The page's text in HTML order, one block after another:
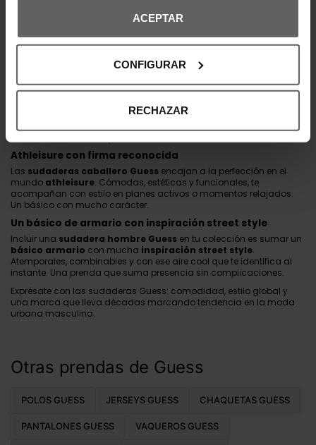
ACEPTAR
CONFIGURAR
RECHAZAR
Oversize y estilo relajado con aire moderno
sudaderas para jóvenes hombres Guess
actual. Amplias, suaves y con caída natural, aportan confort sin
Guess: moda masculina con esencia global
Sudaderas vestir hombre con diseño icónico
sudaderas hombre vestir Guess son ideales para crear
conjuntos sobrios sin perder el punto fashion. Combínalas con
joggers estructurados o pantalones slim para un look urbano con
Athleisure con firma reconocida
Las sudaderas caballero Guess encajan a la perfección en el
mundo athleisure. Cómodas, estéticas y funcionales, te
acompañan con estilo en planes activos o momentos relajados.
Un básico con mucho carácter.
Un básico de armario con inspiración street style
Incluir una sudadera hombre Guess en tu colección es sumar un
básico armario con mucha inspiración street style.
Atemporales, combinables y con ese aire cool que te identifica al
instante. Una prenda que suma presencia sin complicaciones.
Exprésate con las sudaderas Guess: comodidad, estilo global y
una marca que lleva décadas marcando tendencia en la moda
urbana masculina.
Otras prendas de Guess
POLOS GUESS JERSEYS GUESS CHAQUETAS GUESS
PANTALONES GUESS VAQUEROS GUESS